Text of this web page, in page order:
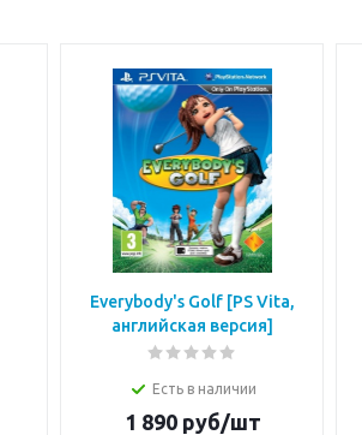
Everybody's Golf [PS Vita,
английская версия]
Есть в наличии
1 890руб/шт